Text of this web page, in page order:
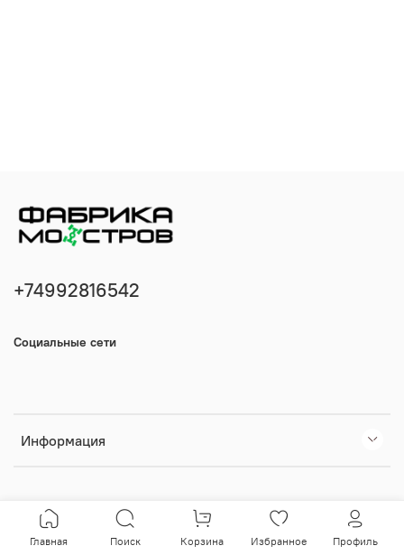
Информация
+74992816542
Социальные сети
Главная Поиск Корзина Избранное Профиль